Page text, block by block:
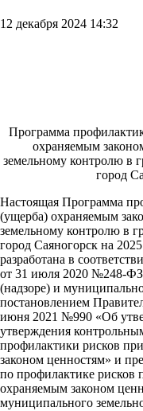
12 декабря 2024 14:32
Программа
охраняемым
земельному контролю в
город
Настоящая Программа
(ущерба) охраняемым
земельному контролю в
город Саяногорск на
разработана в
от 31 июля 2020 №248-ФЗ
(надзоре) и
постановлением
июня 2021 №990 «Об
утверждения
профилактики рисков
законом ценностям» и
по профилактике рисков
охраняемым законом
муниципального